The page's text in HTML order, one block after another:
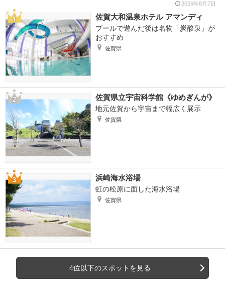
2026年8月7日
佐賀大和温泉ホテル アマンディ
プールで遊んだ後は名物「炭酸泉」が
おすすめ
佐賀県
佐賀県立宇宙科学館《ゆめぎんが》
地元佐賀から宇宙まで幅広く展示
佐賀県
浜崎海水浴場
虹の松原に面した海水浴場
佐賀県
4位以下のスポットを見る